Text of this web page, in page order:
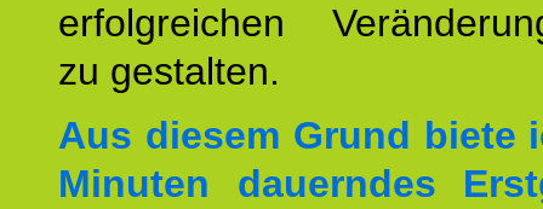
erfolgreichen
zu gestalten.
Aus diesem Grund biete
Minuten dauerndes